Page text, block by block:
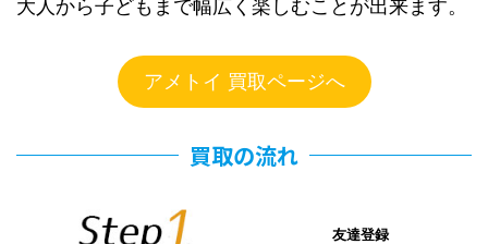
大人から子どもまで幅広く楽しむことが出来ます。
アメトイ 買取ページへ
買取の流れ
友達登録